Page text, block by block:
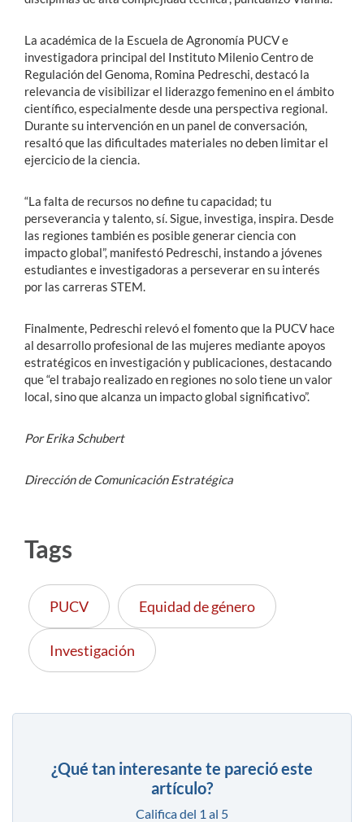
La académica de la Escuela de Agronomía PUCV e
investigadora principal del Instituto Milenio Centro de
Regulación del Genoma, Romina Pedreschi, destacó la
relevancia de visibilizar el liderazgo femenino en el ámbito
científico, especialmente desde una perspectiva regional.
Durante su intervención en un panel de conversación,
resaltó que las dificultades materiales no deben limitar el
ejercicio de la ciencia.
“La falta de recursos no define tu capacidad; tu
perseverancia y talento, sí. Sigue, investiga, inspira. Desde
las regiones también es posible generar ciencia con
impacto global”, manifestó Pedreschi, instando a jóvenes
estudiantes e investigadoras a perseverar en su interés
por las carreras STEM.
Finalmente, Pedreschi relevó el fomento que la PUCV hace
al desarrollo profesional de las mujeres mediante apoyos
estratégicos en investigación y publicaciones, destacando
que “el trabajo realizado en regiones no solo tiene un valor
local, sino que alcanza un impacto global significativo”.
Por Erika Schubert
Dirección de Comunicación Estratégica
Tags
PUCV Equidad de género
Investigación
¿Qué tan interesante te pareció este
artículo?
Califica del 1 al 5